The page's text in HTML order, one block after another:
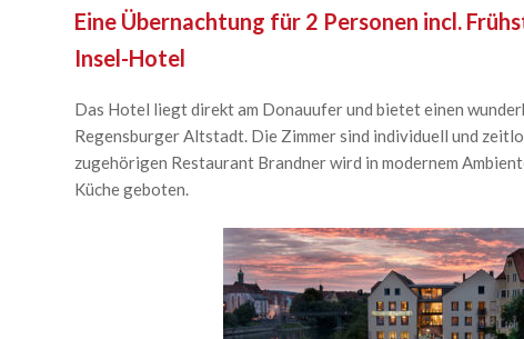
Eine Übernachtung für 2 Personen incl.
Insel-Hotel
Das Hotel liegt direkt am Donauufer und bietet einen
Regensburger Altstadt. Die Zimmer sind individuell und
zugehörigen Restaurant Brandner wird in modernem
Küche geboten.